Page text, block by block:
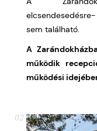
sem található.
A
működik
működési
02